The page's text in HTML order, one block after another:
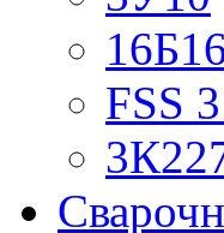
FSS